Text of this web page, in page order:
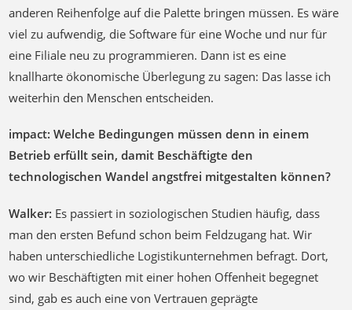
anderen Reihenfolge auf die Palette bringen müssen. Es wäre
viel zu aufwendig, die Software für eine Woche und nur für
eine Filiale neu zu programmieren. Dann ist es eine
knallharte ökonomische Überlegung zu sagen: Das lasse ich
weiterhin den Menschen entscheiden.
impact: Welche Bedingungen müssen denn in einem
Betrieb erfüllt sein, damit Beschäftigte den
technologischen Wandel angstfrei mitgestalten können?
Walker: Es passiert in soziologischen Studien häufig, dass
man den ersten Befund schon beim Feldzugang hat. Wir
haben unterschiedliche Logistikunternehmen befragt. Dort,
wo wir Beschäftigten mit einer hohen Offenheit begegnet
sind, gab es auch eine von Vertrauen geprägte